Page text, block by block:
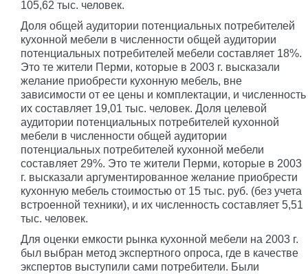
105,62 тыс. человек.
Доля общей аудитории потенциальных потребителей
кухонной мебели в численности общей аудитории
потенциальных потребителей мебели составляет 18%.
Это те жители Перми, которые в 2003 г. высказали
желание приобрести кухонную мебель, вне
зависимости от ее цены и комплектации, и численность
их составляет 19,01 тыс. человек. Доля целевой
аудитории потенциальных потребителей кухонной
мебели в численности общей аудитории
потенциальных потребителей кухонной мебели
составляет 29%. Это те жители Перми, которые в 2003
г. высказали аргументированное желание приобрести
кухонную мебель стоимостью от 15 тыс. руб. (без учета
встроенной техники), и их численность составляет 5,51
тыс. человек.
Для оценки емкости рынка кухонной мебели на 2003 г.
был выбран метод экспертного опроса, где в качестве
экспертов выступили сами потребители. Были